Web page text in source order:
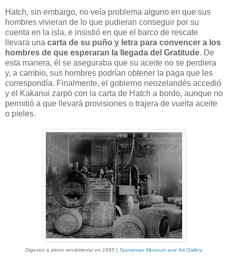
Hatch, sin embargo, no veía problema alguno en que sus
hombres vivieran de lo que pudieran conseguir por su
cuenta en la isla, e insistió en que el barco de rescate
llevara una carta de su puño y letra para convencer a los
hombres de que esperaran la llegada del Gratitude. De
esta manera, él se aseguraba que su aceite no se perdiera
y, a cambio, sus hombres podrían obtener la paga que les
correspondía. Finalmente, el gobierno neozelandés accedió
y el Kakanui zarpó con la carta de Hatch a bordo, aunque no
permitió a que llevará provisiones o trajera de vuelta aceite
o pieles.
Digestor a pleno rendimiento en 1895 | Tasmanian Museum and Art Gallery